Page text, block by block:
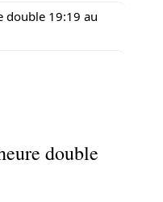
double 19:19 au
double